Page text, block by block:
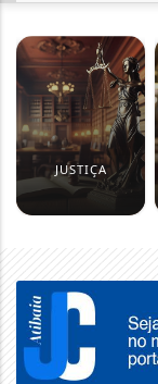
JUSTIÇA